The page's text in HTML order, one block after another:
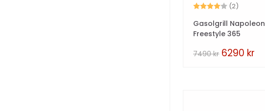
Betyg: (2)
Gasolgrill Napoleon
Freestyle 365
7490kr 6290 kr